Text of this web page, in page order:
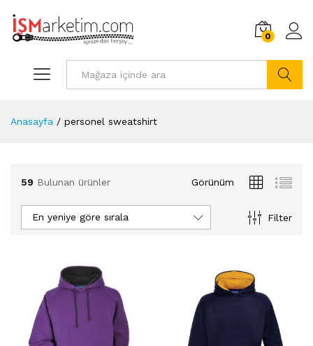
0
Anasayfa / personel sweatshirt
59 Bulunan ürünler Görünüm
Filter
En yeniye göre sırala